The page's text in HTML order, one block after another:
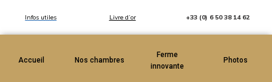
Infos utiles Livre d’or +33 (0) 6 50 38 14 62
Accueil Nos chambres
Ferme
innovante
Photos